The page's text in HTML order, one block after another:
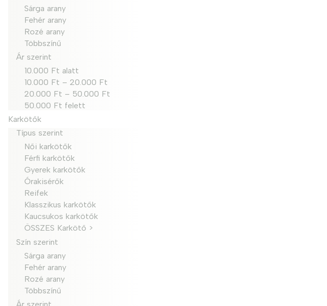
Sárga arany
Fehér arany
Rozé arany
Többszínű
Ár szerint
10.000 Ft alatt
10.000 Ft – 20.000 Ft
20.000 Ft – 50.000 Ft
50.000 Ft felett
Karkötők
Típus szerint
Női karkötők
Férfi karkötők
Gyerek karkötők
Órakisérők
Reifek
Klasszikus karkötők
Kaucsukos karkötők
ÖSSZES Karkötő >
Szín szerint
Sárga arany
Fehér arany
Rozé arany
Többszínű